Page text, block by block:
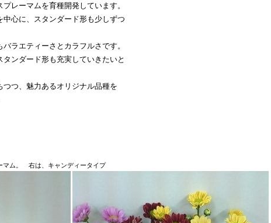
レーマムを育種開発しています。
心に、スタンダード形も少しずつ
ラエティーさとカラフルさです。
ンダード形も充実していきたいと
つ、魅力あるオリジナル品種を
マム。 右は、キャンディータイプ